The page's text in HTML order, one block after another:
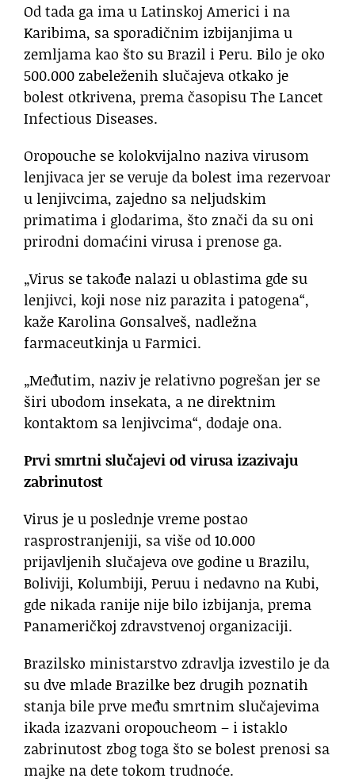
Od tada ga ima u Latinskoj Americi i na
Karibima, sa sporadičnim izbijanjima u
zemljama kao što su Brazil i Peru. Bilo je oko
500.000 zabeleženih slučajeva otkako je
bolest otkrivena, prema časopisu The Lancet
Infectious Diseases.
Oropouche se kolokvijalno naziva virusom
lenjivaca jer se veruje da bolest ima rezervoar
u lenjivcima, zajedno sa neljudskim
primatima i glodarima, što znači da su oni
prirodni domaćini virusa i prenose ga.
„Virus se takođe nalazi u oblastima gde su
lenjivci, koji nose niz parazita i patogena“,
kaže Karolina Gonsalveš, nadležna
farmaceutkinja u Farmici.
„Međutim, naziv je relativno pogrešan jer se
širi ubodom insekata, a ne direktnim
kontaktom sa lenjivcima“, dodaje ona.
Prvi smrtni slučajevi od virusa izazivaju
zabrinutost
Virus je u poslednje vreme postao
rasprostranjeniji, sa više od 10.000
prijavljenih slučajeva ove godine u Brazilu,
Boliviji, Kolumbiji, Peruu i nedavno na Kubi,
gde nikada ranije nije bilo izbijanja, prema
Panameričkoj zdravstvenoj organizaciji.
Brazilsko ministarstvo zdravlja izvestilo je da
su dve mlade Brazilke bez drugih poznatih
stanja bile prve među smrtnim slučajevima
ikada izazvani oropoucheom – i istaklo
zabrinutost zbog toga što se bolest prenosi sa
majke na dete tokom trudnoće.